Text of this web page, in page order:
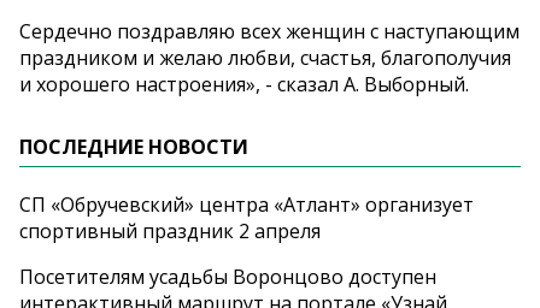
Сердечно поздравляю всех женщин с наступающим
праздником и желаю любви, счастья, благополучия
и хорошего настроения», - сказал А. Выборный.
ПОСЛЕДНИЕ НОВОСТИ
СП «Обручевский» центра «Атлант» организует
спортивный праздник 2 апреля
Посетителям усадьбы Воронцово доступен